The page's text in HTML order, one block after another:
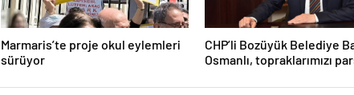
Marmaris’te proje okul eylemleri
sürüyor
CHP’li Bozüyük Belediye
Osmanlı, topraklarımızı